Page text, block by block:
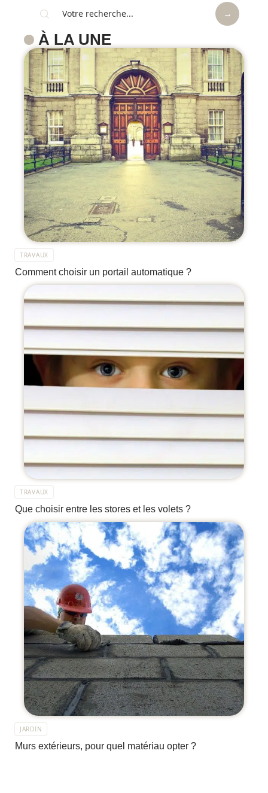
À LA UNE
TRAVAUX
Comment choisir un portail automatique ?
TRAVAUX
Que choisir entre les stores et les volets ?
JARDIN
Murs extérieurs, pour quel matériau opter ?